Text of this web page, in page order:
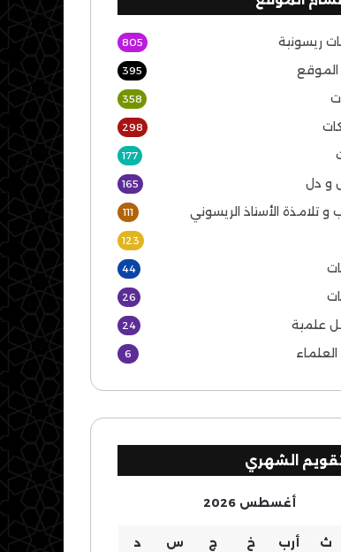
ريسونية 805
395
358
298
177
و دل 165
و تلامذة الأستاذ الريسوني 111
123
44
26
علمية 24
العلماء 6
الشهري
أغسطس 2026
ث أرب خ ج س د